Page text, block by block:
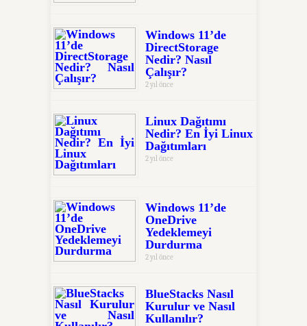
Windows 11’de
DirectStorage
Nedir? Nasıl
Çalışır?
2 yıl önce
Linux Dağıtımı
Nedir? En İyi Linux
Dağıtımları
2 yıl önce
Windows 11’de
OneDrive
Yedeklemeyi
Durdurma
2 yıl önce
BlueStacks Nasıl
Kurulur ve Nasıl
Kullanılır?